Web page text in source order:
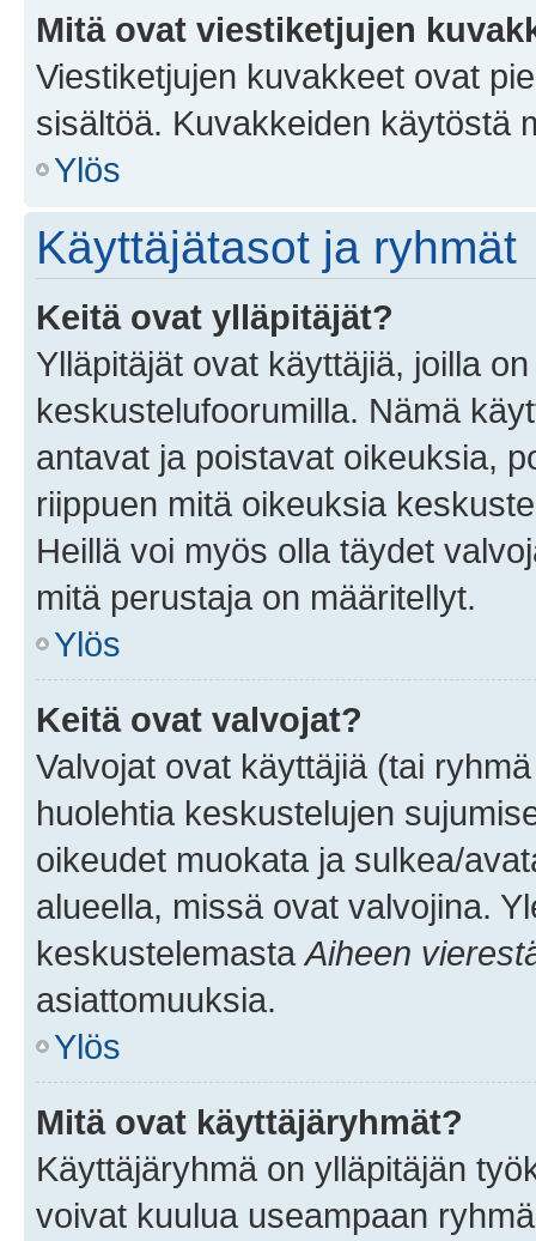
Mitä ovat viestiketjujen
Viestiketjujen kuvakkeet ovat
sisältöä. Kuvakkeiden käytöstä
Ylös
Käyttäjätasot ja ryhmät
Keitä ovat ylläpitäjät?
Ylläpitäjät ovat käyttäjiä, joilla
keskustelufoorumilla. Nämä
antavat ja poistavat oikeuksia,
riippuen mitä oikeuksia
Heillä voi myös olla täydet
mitä perustaja on määritellyt.
Ylös
Keitä ovat valvojat?
Valvojat ovat käyttäjiä (tai
huolehtia keskustelujen
oikeudet muokata ja sulkea/
alueella, missä ovat valvojina.
keskustelemasta Aiheen
asiattomuuksia.
Ylös
Mitä ovat käyttäjäryhmät?
Käyttäjäryhmä on ylläpitäjän
voivat kuulua useampaan